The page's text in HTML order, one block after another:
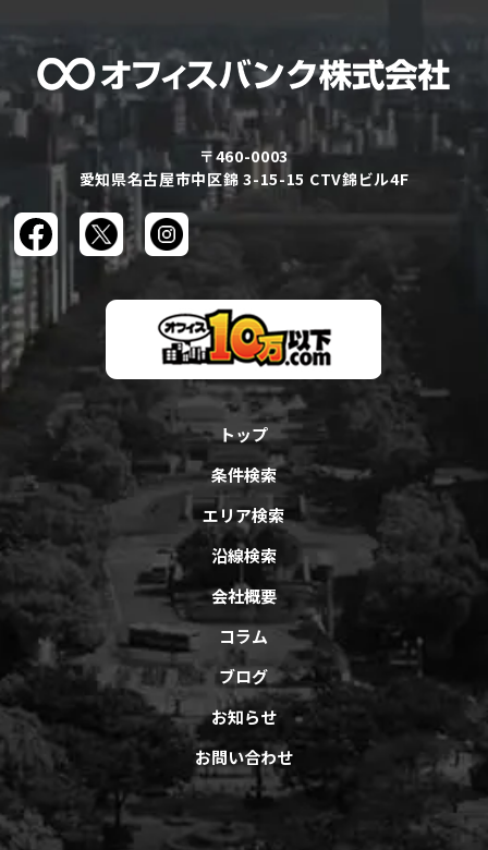
〒460-0003
愛知県名古屋市中区錦 3-15-15 CTV錦ビル4F
トップ
条件検索
エリア検索
沿線検索
会社概要
コラム
ブログ
お知らせ
お問い合わせ